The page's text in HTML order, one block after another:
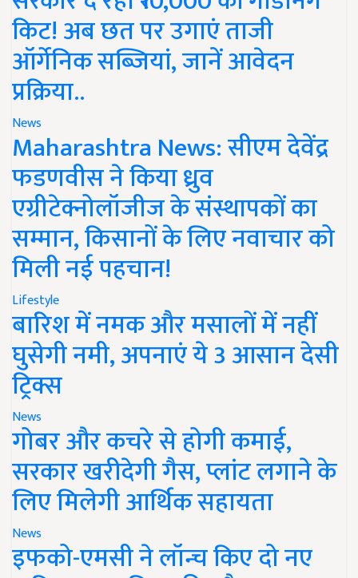
किट! अब छत पर उगाएं ताजी
ऑर्गेनिक सब्जियां, जानें आवेदन
प्रक्रिया..
News
Maharashtra News: सीएम देवेंद्र
फडणवीस ने किया ध्रुव
एग्रीटेक्नोलॉजीज के संस्थापकों का
सम्मान, किसानों के लिए नवाचार को
मिली नई पहचान!
Lifestyle
बारिश में नमक और मसालों में नहीं
घुसेगी नमी, अपनाएं ये 3 आसान देसी
ट्रिक्स
News
गोबर और कचरे से होगी कमाई,
सरकार खरीदेगी गैस, प्लांट लगाने के
लिए मिलेगी आर्थिक सहायता
News
इफको-एमसी ने लॉन्च किए दो नए